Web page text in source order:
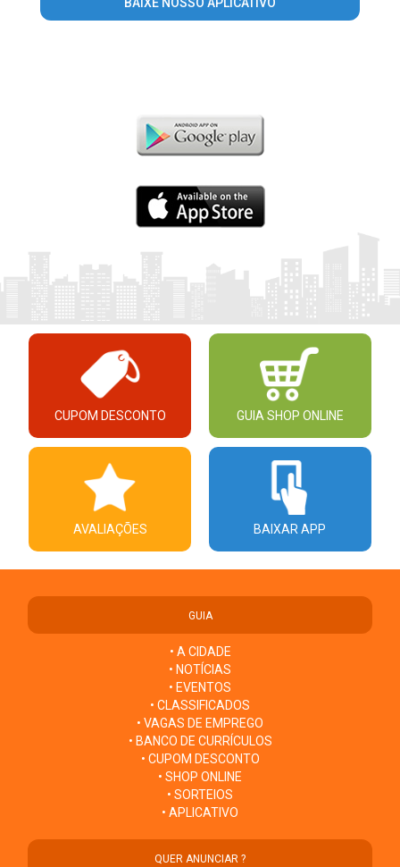
CUPOM DESCONTO GUIA SHOP ONLINE
AVALIAÇÕES BAIXAR APP
GUIA
• A CIDADE
• NOTÍCIAS
• EVENTOS
• CLASSIFICADOS
• VAGAS DE EMPREGO
• BANCO DE CURRÍCULOS
• CUPOM DESCONTO
• SHOP ONLINE
• SORTEIOS
• APLICATIVO
QUER ANUNCIAR ?